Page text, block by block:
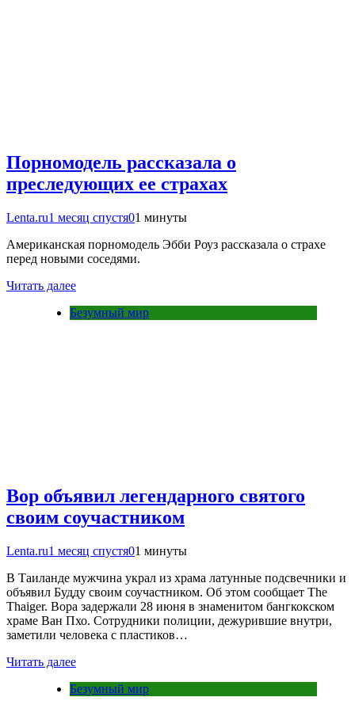
Порномодель рассказала о
преследующих ее страхах
Lenta.ru1 месяц спустя01 минуты
Американская порномодель Эбби Роуз рассказала о страхе
перед новыми соседями.
Читать далее
Безумный мир
Вор объявил легендарного святого
своим соучастником
Lenta.ru1 месяц спустя01 минуты
В Таиланде мужчина украл из храма латунные подсвечники и
объявил Будду своим соучастником. Об этом сообщает The
Thaiger. Вора задержали 28 июня в знаменитом бангкокском
храме Ван Пхо. Сотрудники полиции, дежурившие внутри,
заметили человека с пластиков…
Читать далее
Безумный мир